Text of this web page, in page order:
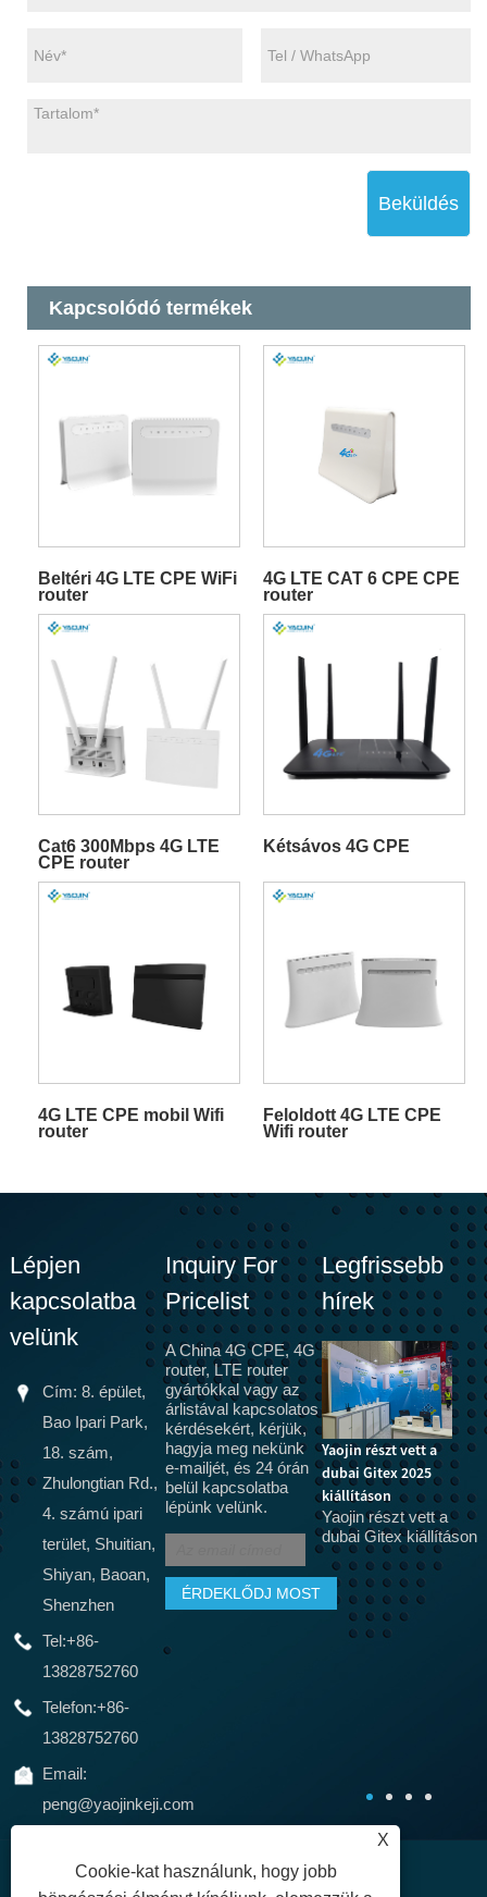
Beküldés
Kapcsolódó termékek
Beltéri 4G LTE CPE WiFi
router
4G LTE CAT 6 CPE CPE
router
Cat6 300Mbps 4G LTE
CPE router
Kétsávos 4G CPE
4G LTE CPE mobil Wifi
router
Feloldott 4G LTE CPE
Wifi router
Lépjen
kapcsolatba
velünk
Cím: 8. épület,
Bao Ipari Park,
18. szám,
Zhulongtian Rd.,
4. számú ipari
terület, Shuitian,
Shiyan, Baoan,
Shenzhen
Tel:+86-
13828752760
Telefon:+86-
13828752760
Email:
peng@yaojinkeji.com
Inquiry For
Pricelist
A China 4G CPE, 4G
router, LTE router
gyártókkal vagy az
árlistával kapcsolatos
kérdésekért, kérjük,
hagyja meg nekünk
e-mailjét, és 24 órán
belül kapcsolatba
lépünk velünk.
Legfrissebb
hírek
Az 5G hamarosan
felváltja az optikai
otthoni szélessávú
hálózatokhoz, CPE
Yaojin részt vett a
dubai Gitex 2025
kiállításon
Yaojin részt vett a
dubai Gitex kiállításon
X
Cookie-kat használunk, hogy jobb